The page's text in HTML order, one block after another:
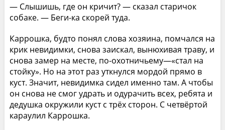
— Слышишь, где он кричит? — сказал старичок
собаке. — Беги-ка скорей туда.
Каррошка, будто понял слова хозяина, помчался на
крик невидимки, снова заискал, вынюхивая траву, и
снова замер на месте, по-охотничьему—«стал на
стойку». Но на этот раз уткнулся мордой прямо в
куст. Значит, невидимка сидел именно там. А чтобы
он снова не смог удрать и одурачить всех, ребята и
дедушка окружили куст с трёх сторон. С четвёртой
караулил Каррошка.